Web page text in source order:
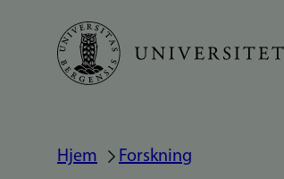
Hopp
Navigasjonssti
Hjem Forskning